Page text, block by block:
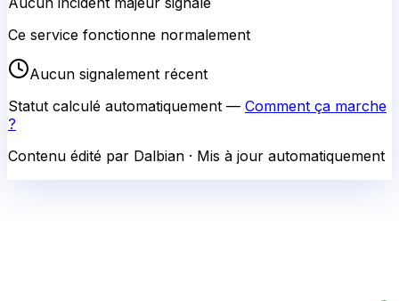
Ce service fonctionne normalement
Aucun signalement récent
Statut calculé automatiquement — Comment ça marche
?
Contenu édité par Dalbian · Mis à jour automatiquement